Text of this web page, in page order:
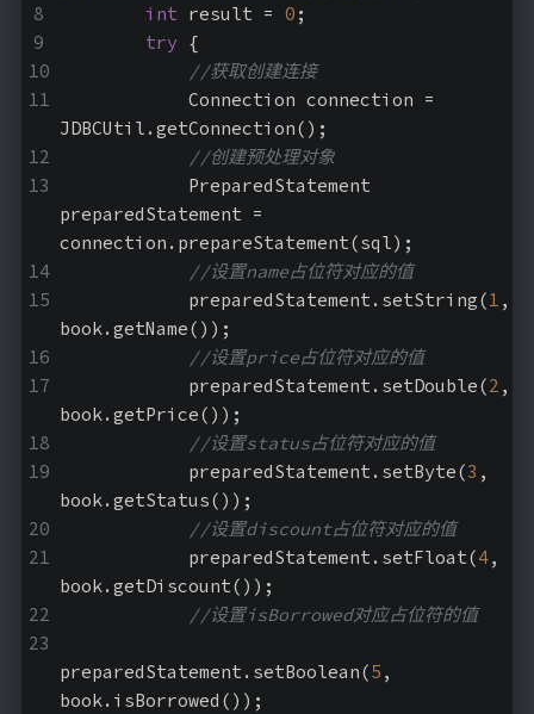
int result = 0 ;
try {
//获取创建连接
JDBCUtil.getConnection();
//创建预处理对象
preparedStatement =
connection.prepareStatement(sql);
//设置name占位符对应的值
            preparedStatement.setString(
1 ,
book.getName());
//设置price占位符对应的值
            preparedStatement.setDouble(
2 ,
book.getPrice());
//设置status占位符对应的值
            preparedStatement.setByte(
3 ,
book.getStatus());
//设置discount占位符对应的值
            preparedStatement.setFloat(
4,
book.getDiscount());
//设置isBorrowed对应占位符的值
preparedStatement.setBoolean(5 ,
book.isBorrowed());